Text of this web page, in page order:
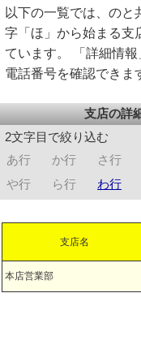
以下の一覧では、のと
字「ほ」から始まる支
ています。 「詳細情
電話番号を確認できま
支店の詳
2文字目で絞り込む
あ行 か行 さ行
や行
ら行 わ行
支店名
本店営業部